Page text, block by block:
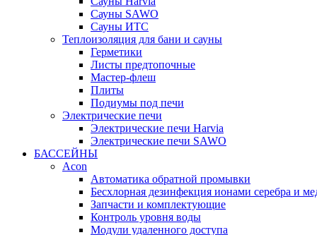
Сауны SAWO
Сауны ИТС
Теплоизоляция для бани и сауны
Герметики
Листы предтопочные
Мастер-флеш
Плиты
Подиумы под печи
Электрические печи
Электрические печи Harvia
Электрические печи SAWO
БАССЕЙНЫ
Acon
Автоматика обратной промывки
Беcхлорная дезинфекция ионами серебра и
Запчасти и комплектующие
Контроль уровня воды
Модули удаленного доступа